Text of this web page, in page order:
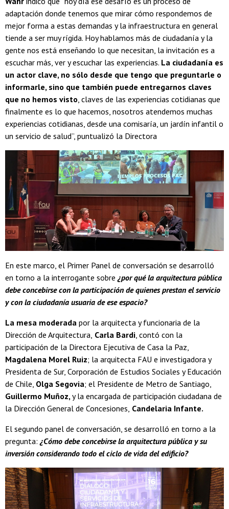
adaptación donde tenemos que mirar cómo respondemos de
mejor forma a estas demandas y la infraestructura en general
tiende a ser muy rígida. Hoy hablamos más de ciudadanía y la
gente nos está enseñando lo que necesitan, la invitación es a
escuchar más, ver y escuchar las experiencias. La ciudadanía es
un actor clave, no sólo desde que tengo que preguntarle o
informarle, sino que también puede entregarnos claves
que no hemos visto , claves de las experiencias cotidianas que
finalmente es lo que hacemos, nosotros atendemos muchas
experiencias cotidianas, desde una comisaría, un jardín infantil o
un servicio de salud”, puntualizó la Directora
En este marco, el Primer Panel de conversación se desarrolló
en torno a la interrogante sobre ¿por qué la arquitectura pública
debe concebirse con la participación de quienes prestan el servicio
y con la ciudadanía usuaria de ese espacio?
La mesa moderada por la arquitecta y funcionaria de la
Dirección de Arquitectura, Carla Bardi, contó con la
participación de la Directora Ejecutiva de Casa la Paz,
Magdalena Morel Ruiz; la arquitecta FAU e investigadora y
Presidenta de Sur, Corporación de Estudios Sociales y Educación
de Chile, Olga Segovia; el Presidente de Metro de Santiago,
Guillermo Muñoz,y la encargada de participación ciudadana de
la Dirección General de Concesiones, Candelaria Infante.
El segundo panel de conversación, se desarrolló en torno a la
pregunta: ¿Cómo debe concebirse la arquitectura pública y su
inversión considerando todo el ciclo de vida del edificio?